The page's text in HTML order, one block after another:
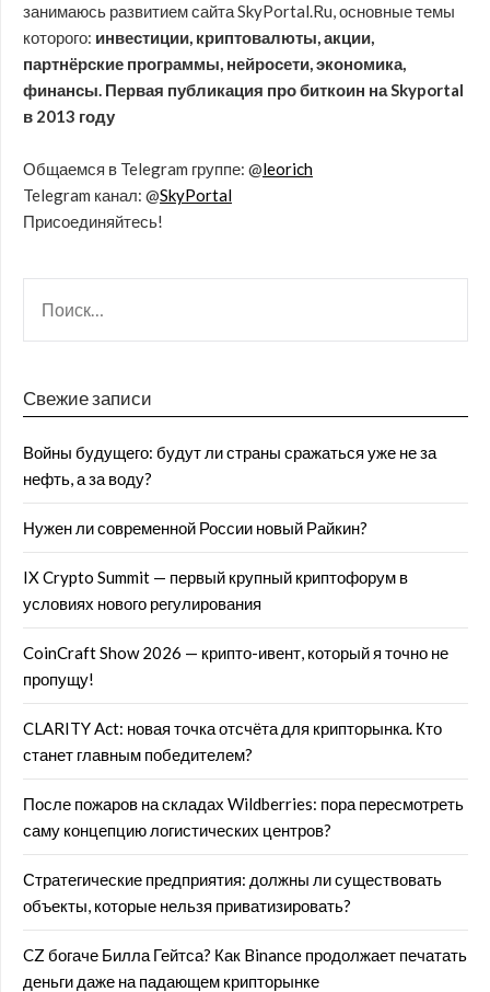
занимаюсь развитием сайта SkyPortal.Ru, основные темы
которого: инвестиции, криптовалюты, акции,
партнёрские программы, нейросети, экономика,
финансы. Первая публикация про биткоин на Skyportal
в 2013 году
Общаемся в Telegram группе: @leorich
Telegram канал: @SkyPortal
Присоединяйтесь!
Свежие записи
Войны будущего: будут ли страны сражаться уже не за
нефть, а за воду?
Нужен ли современной России новый Райкин?
IX Crypto Summit — первый крупный криптофорум в
условиях нового регулирования
CoinCraft Show 2026 — крипто-ивент, который я точно не
пропущу!
CLARITY Act: новая точка отсчёта для крипторынка. Кто
станет главным победителем?
После пожаров на складах Wildberries: пора пересмотреть
саму концепцию логистических центров?
Стратегические предприятия: должны ли существовать
объекты, которые нельзя приватизировать?
CZ богаче Билла Гейтса? Как Binance продолжает печатать
деньги даже на падающем крипторынке